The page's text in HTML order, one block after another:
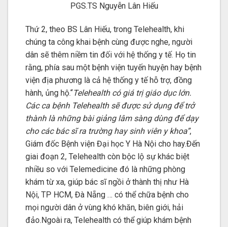
PGS.TS Nguyễn Lân Hiếu
Thứ 2, theo BS Lân Hiếu, trong Telehealth, khi
chúng ta công khai bệnh cùng được nghe, người
dân sẽ thêm niềm tin đối với hệ thống y tế. Họ tin
rằng, phía sau một bệnh viện tuyến huyện hay bệnh
viện địa phương là cả hệ thống y tế hỗ trợ, đồng
hành, ủng hộ.“Telehealth có giá trị giáo dục lớn.
Các ca bệnh Telehealth sẽ được sử dụng để trở
thành là những bài giảng lâm sàng dùng để dạy
cho các bác sĩ ra trường hay sinh viên y khoa”,
Giám đốc Bệnh viện Đại học Y Hà Nội cho hay.Đến
giai đoạn 2, Telehealth còn bộc lộ sự khác biệt
nhiều so với Telemedicine đó là những phòng
khám từ xa, giúp bác sĩ ngồi ở thành thị như Hà
Nội, TP HCM, Đà Nẵng … có thể chữa bệnh cho
mọi người dân ở vùng khó khăn, biên giới, hải
đảo.Ngoài ra, Telehealth có thể giúp khám bệnh